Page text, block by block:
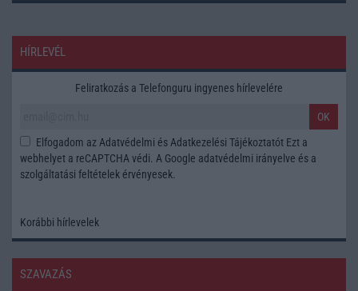
HÍRLEVÉL
Feliratkozás a Telefonguru ingyenes hírlevelére
OK
Elfogadom azAdatvédelmi és Adatkezelési Tájékoztatót Ezt a
webhelyet a reCAPTCHA védi. A Google adatvédelmi irányelve és a
szolgáltatási feltételek érvényesek.
Korábbi hírlevelek
SZAVAZÁS